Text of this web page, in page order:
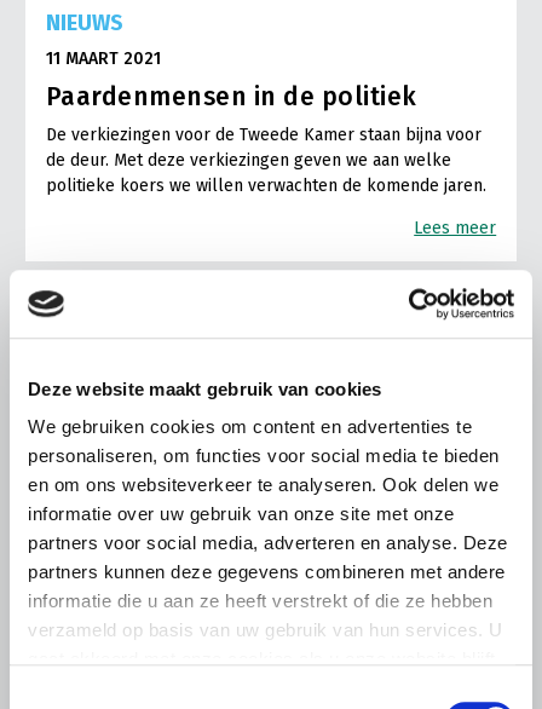
Deze website maakt gebruik van cookies
We gebruiken cookies om content en advertenties te
personaliseren, om functies voor social media te bieden
en om ons websiteverkeer te analyseren. Ook delen we
informatie over uw gebruik van onze site met onze
partners voor social media, adverteren en analyse. Deze
partners kunnen deze gegevens combineren met andere
informatie die u aan ze heeft verstrekt of die ze hebben
verzameld op basis van uw gebruik van hun services. U
NIEUWS
11 MAART 2021
Paardenmensen in de politiek
De verkiezingen voor de Tweede Kamer staan bijna voor
de deur. Met deze verkiezingen geven we aan welke
politieke koers we willen verwachten de komende jaren.
Lees meer